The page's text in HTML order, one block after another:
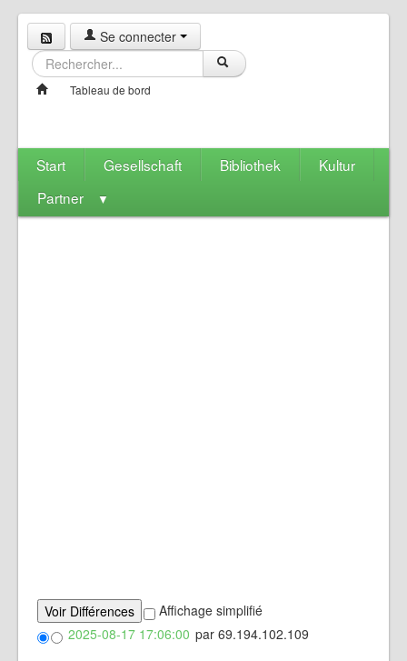
Se connecter
Tableau de bord
Start Gesellschaft Bibliothek
Kultur
Partner
▼
Affichage simplifié
2025-08-17 17:06:00 par 69.194.102.109